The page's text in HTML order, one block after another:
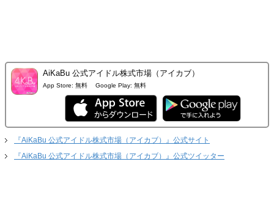
AiKaBu 公式アイドル株式市場（アイカブ）
App Store: 無料 Google Play: 無料
『AiKaBu 公式アイドル株式市場（アイカブ）』公式サイト
『AiKaBu 公式アイドル株式市場（アイカブ）』公式ツイッター